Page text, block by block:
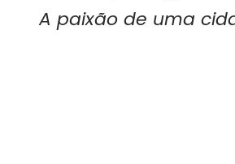
A paixão de uma